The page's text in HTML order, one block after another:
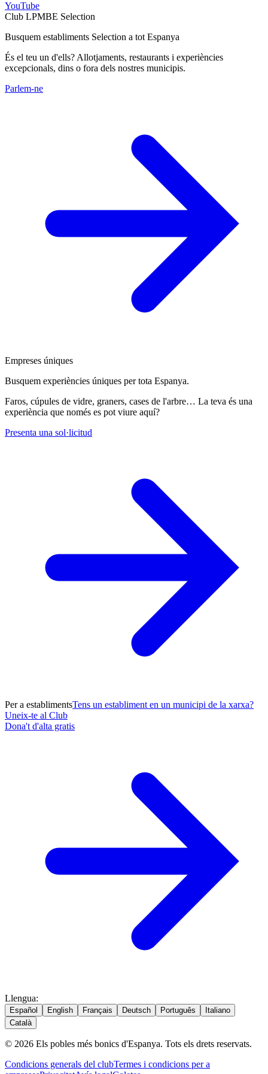
YouTube
Club LPMBE Selection
Busquem establiments Selection a tot Espanya
És el teu un d'ells? Allotjaments, restaurants i experiències
excepcionals, dins o fora dels nostres municipis.
Parlem-ne
Empreses úniques
Busquem experiències úniques per tota Espanya.
Faros, cúpules de vidre, graners, cases de l'arbre… La teva és una
experiència que només es pot viure aquí?
Presenta una sol·licitud
Per a establimentsTens un establiment en un municipi de la xarxa?
Uneix-te al Club
Dona't d'alta gratis
Llengua:
Español English Français Deutsch Português
Italiano
Català
© 2026 Els pobles més bonics d'Espanya. Tots els drets reservats.
Condicions generals del clubTermes i condicions per a